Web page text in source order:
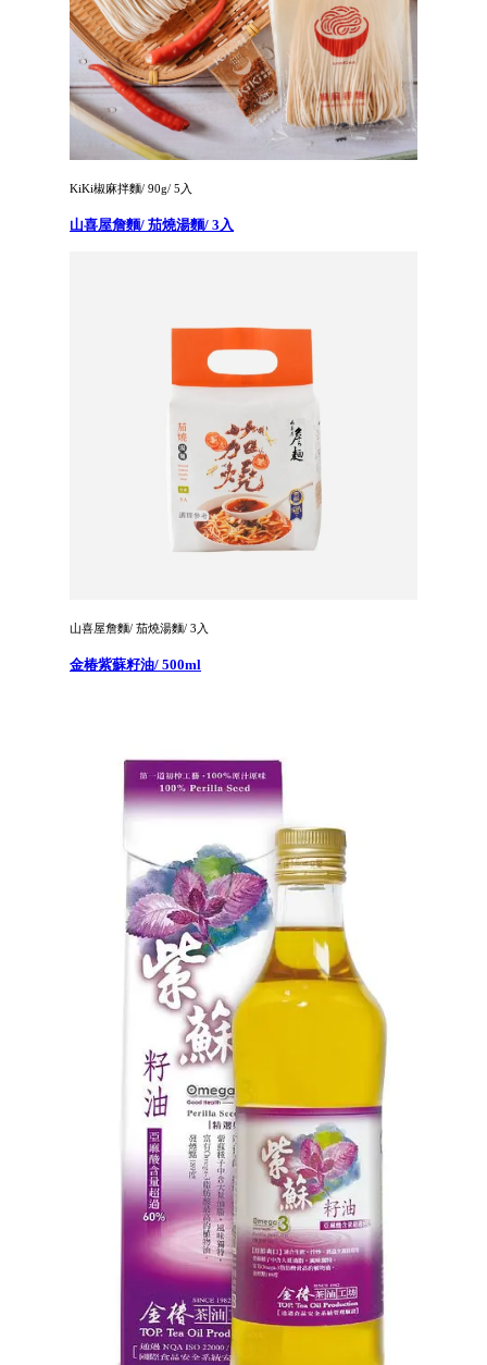
KiKi椒麻拌麵/ 90g/ 5入
山喜屋詹麵/ 茄燒湯麵/ 3入
山喜屋詹麵/ 茄燒湯麵/ 3入
金椿紫蘇籽油/ 500ml